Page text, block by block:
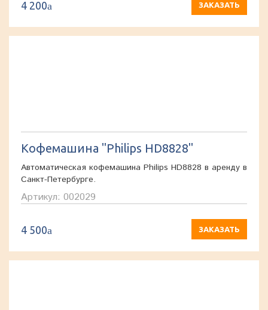
4 200a ЗАКАЗАТЬ
Кофемашина "Philips HD8828"
Автоматическая кофемашина Philips HD8828 в аренду в
Санкт-Петербурге.
Артикул: 002029
4 500a ЗАКАЗАТЬ